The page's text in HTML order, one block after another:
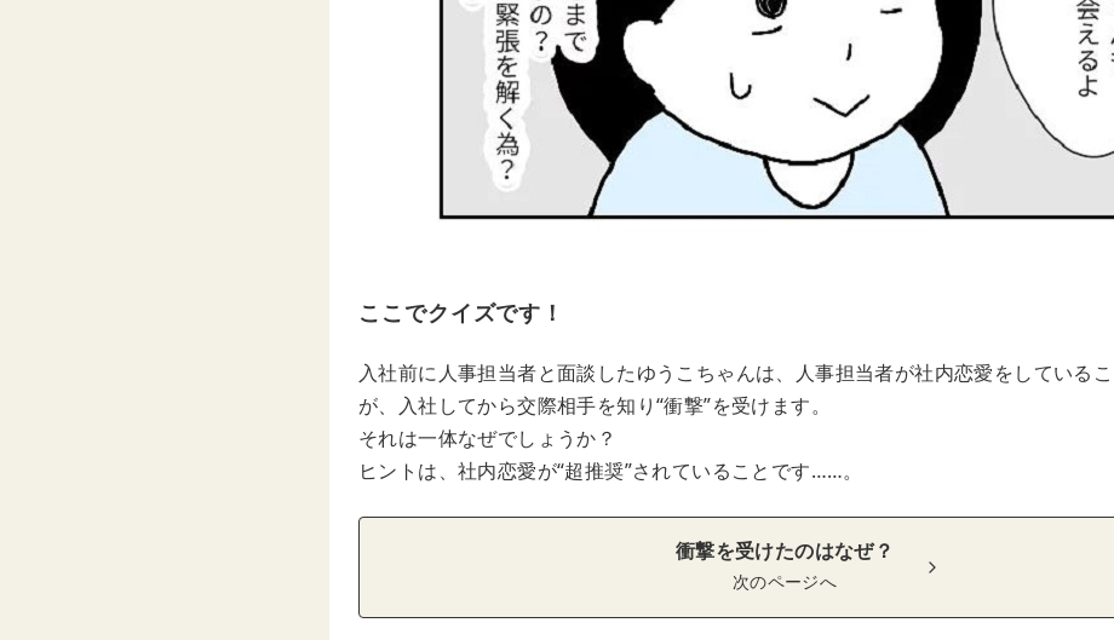
ここでクイズです！
入社前に人事担当者と面談したゆうこちゃんは、人事担当者が社内恋愛をしている
が、入社してから交際相手を知り“衝撃”を受けます。
それは一体なぜでしょうか？
ヒントは、社内恋愛が“超推奨”されていることです……。
衝撃を受けたのはなぜ？
次のページへ